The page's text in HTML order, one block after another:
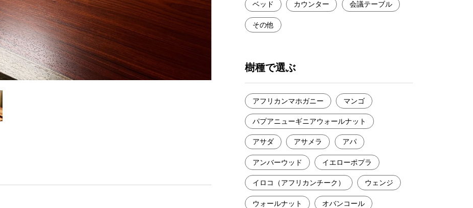
ベッド カウンター 会議テーブル
その他
樹種で選ぶ
アフリカンマホガニー マンゴ
パプアニューギニアウォールナット
アサダ アサメラ アパ
アンバーウッド イエローポプラ
イロコ（アフリカンチーク） ウェンジ
ウォールナット オバンコール